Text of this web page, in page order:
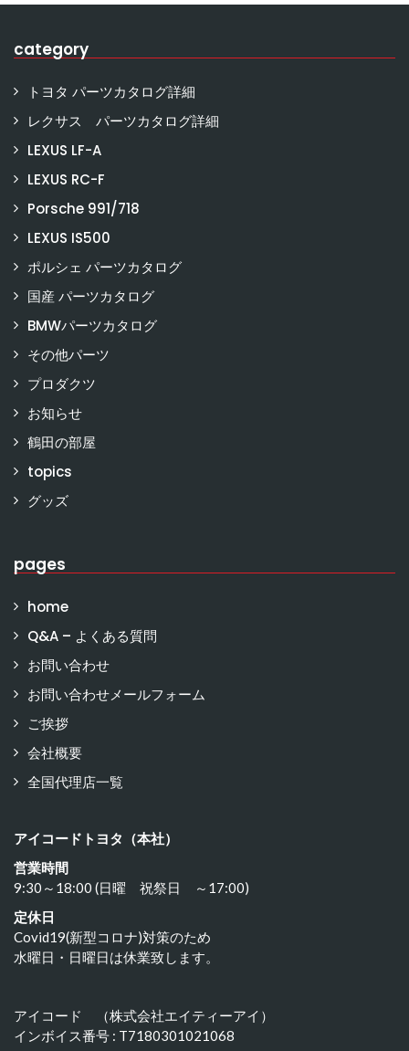
category
トヨタ パーツカタログ詳細
レクサス パーツカタログ詳細
LEXUS LF-A
LEXUS RC-F
Porsche 991/718
LEXUS IS500
ポルシェ パーツカタログ
国産 パーツカタログ
BMWパーツカタログ
その他パーツ
プロダクツ
お知らせ
鶴田の部屋
topics
グッズ
pages
home
Q&A – よくある質問
お問い合わせ
お問い合わせメールフォーム
ご挨拶
会社概要
全国代理店一覧
アイコードトヨタ（本社）
営業時間
9:30～18:00 (日曜 祝祭日 ～17:00)
定休日
Covid19(新型コロナ)対策のため
水曜日・日曜日は休業致します。
アイコード （株式会社エイティーアイ）
インボイス番号 : T7180301021068